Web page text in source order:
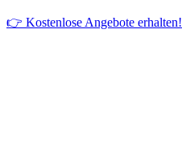
👉 Kostenlose Angebote erhalten!